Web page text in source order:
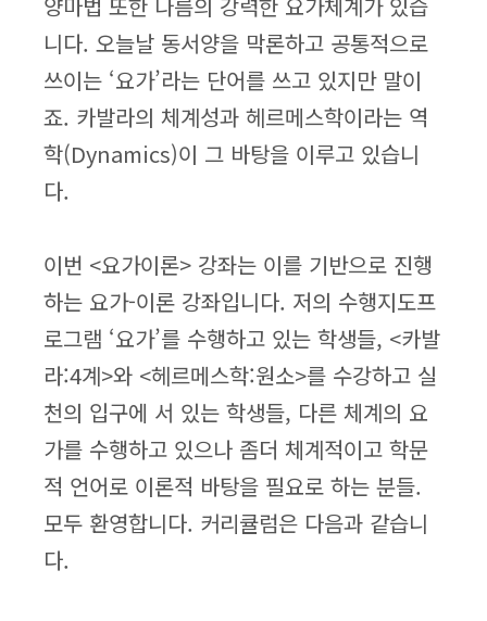
니다. 오늘날 동서양을 막론하고 공통적으로
쓰이는 ‘요가’라는 단어를 쓰고 있지만 말이
죠. 카발라의 체계성과 헤르메스학이라는 역
학(Dynamics)이 그 바탕을 이루고 있습니
다.
​이번 <요가이론> 강좌는 이를 기반으로 진행
하는 요가-이론 강좌입니다. 저의 수행지도프
로그램 ‘요가’를 수행하고 있는 학생들, <카발
라:4계>와 <헤르메스학:원소>를 수강하고 실
천의 입구에 서 있는 학생들, 다른 체계의 요
가를 수행하고 있으나 좀더 체계적이고 학문
적 언어로 이론적 바탕을 필요로 하는 분들.
모두 환영합니다. 커리큘럼은 다음과 같습니
다.